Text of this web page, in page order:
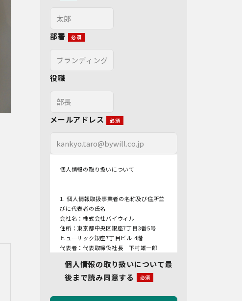
部署
役職
メールアドレス
個人情報の取り扱いについて
1. 個人情報取扱事業者の名称及び住所並
びに代表者の氏名
会社名：株式会社バイウィル
住所：東京都中央区銀座7丁目3番5号
ヒューリック銀座7丁目ビル 4階
代表者：代表取締役社長 下村雄一郎
2.個人情報保護管理者
管理者名：管理部長
個人情報の取り扱いについて最
後まで読み同意する